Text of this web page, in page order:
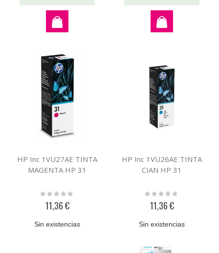
HP Inc 1VU27AE TINTA
MAGENTA HP 31
Rating:
11,36 €
Sin existencias
HP Inc 1VU26AE TINTA
CIAN HP 31
Rating:
11,36 €
Sin existencias